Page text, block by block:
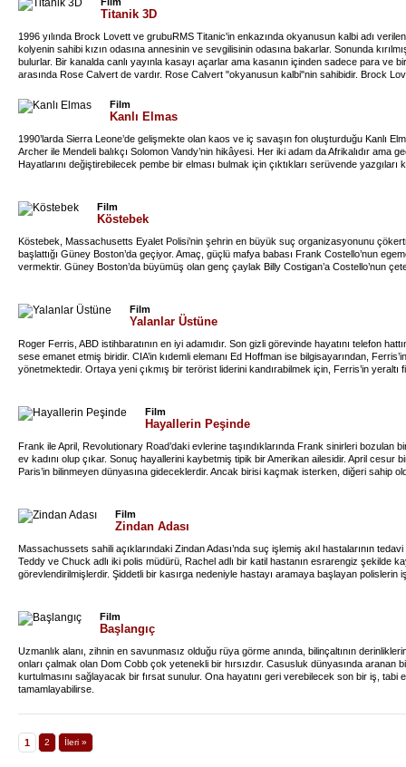
Titanik 3D
1996 yılında Brock Lovett ve grubuRMS Titanic'in enkazında okyanusun kalbi adı
kolyenin sahibi kızın odasına annesinin ve sevgilisinin odasına bakarlar. Sonunda
bulurlar. Bir kanalda canlı yayınla kasayı açarlar ama kasanın içinden sadece para ve
arasında Rose Calvert de vardır. Rose Calvert "okyanusun kalbi"nin sahibidir. Brock
ve ekibe anlatır. O zamanlar Rose DeWitt Bukater Caledon Hockley ile evlenmek üzere
Cal'i sevmiyordur. Ama onunla evlenmeye karşı çıksa da annesi tarafından bu
tanesi 1 cent'ten tablolar satarak para kazanmaya çalışmaktadır. Liverpool limanına
şanslı bir el sayesinde Titanic'e iki adet üçüncü sınıf bilet kazanmıştır. Daha sonra
batışının 100. yılında izleyici ile buluşacak. 3D farkıyla tüm dünya ile aynı zamanda, 06
Film aynı zamanda oyuncular Leonardo DiCaprio ve KateWinslet’in kariyerlerini açan film
Film
Kanlı Elmas
1990’larda Sierra Leone’de gelişmekte olan kaos ve iç savaşın fon oluşturduğu Kanlı
Archer ile Mendeli balıkçı Solomon Vandy’nin hikâyesi. Her iki adam da Afrikalıdır ama
Hayatlarını değiştirebilecek pembe bir elması bulmak için çıktıkları serüvende yazgıları
Film
Köstebek
Köstebek, Massachusetts Eyalet Polisi’nin şehrin en büyük suç organizasyonunu
başlattığı Güney Boston’da geçiyor. Amaç, güçlü mafya babası Frank Costello’nun
vermektir. Güney Boston’da büyümüş olan genç çaylak Billy Costigan’a Costello’nun
Film
Yalanlar Üstüne
Roger Ferris, ABD istihbaratının en iyi adamıdır. Son gizli görevinde hayatını telefon
sese emanet etmiş biridir. CIA’in kıdemli elemanı Ed Hoffman ise bilgisayarından,
yönetmektedir. Ortaya yeni çıkmış bir terörist liderini kandırabilmek için, Ferris’in yeraltı
Film
Hayallerin Peşinde
Frank ile April, Revolutionary Road’daki evlerine taşındıklarında Frank sinirleri bozulan
ev kadını olup çıkar. Sonuç hayallerini kaybetmiş tipik bir Amerikan ailesidir. April cesur
Paris’in bilinmeyen dünyasına gideceklerdir. Ancak birisi kaçmak isterken, diğeri sahip
Film
Zindan Adası
Massachussets sahili açıklarındaki Zindan Adası’nda suç işlemiş akıl hastalarının
Teddy ve Chuck adlı iki polis müdürü, Rachel adlı bir katil hastanın esrarengiz şekilde
görevlendirilmişlerdir. Şiddetli bir kasırga nedeniyle hastayı aramaya başlayan polislerin
Film
Başlangıç
Uzmanlık alanı, zihnin en savunmasız olduğu rüya görme anında, bilinçaltının
onları çalmak olan Dom Cobb çok yetenekli bir hırsızdır. Casusluk dünyasında aranan
kurtulmasını sağlayacak bir fırsat sunulur. Ona hayatını geri verebilecek son bir iş, tabi
tamamlayabilirse.
1 2 İleri »